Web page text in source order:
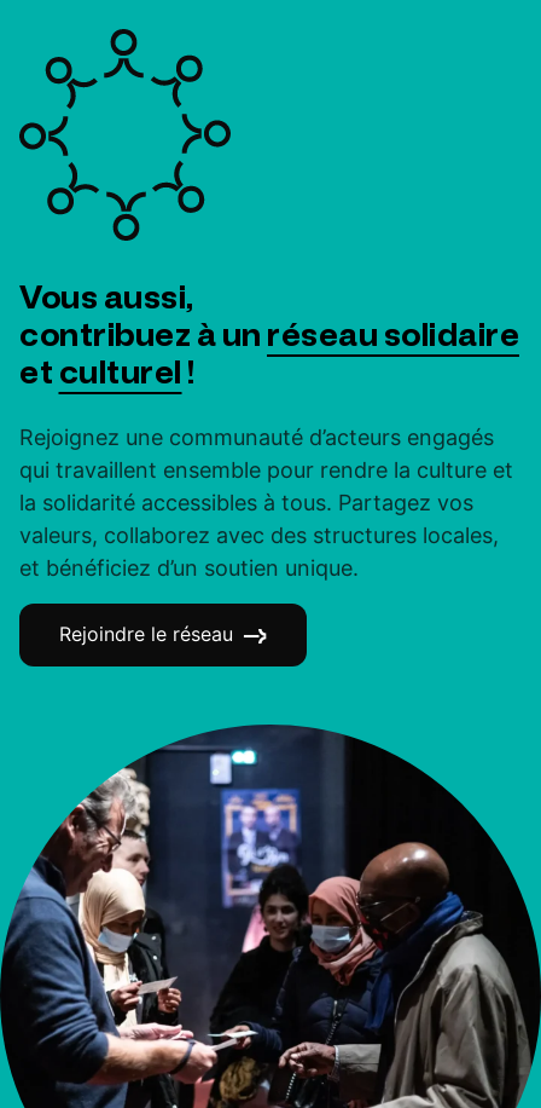
Vous aussi,
contribuez à un réseau solidaire
et culturel !
Rejoignez une communauté d’acteurs engagés
qui travaillent ensemble pour rendre la culture et
la solidarité accessibles à tous. Partagez vos
valeurs, collaborez avec des structures locales,
et bénéficiez d’un soutien unique.
Rejoindre le réseau